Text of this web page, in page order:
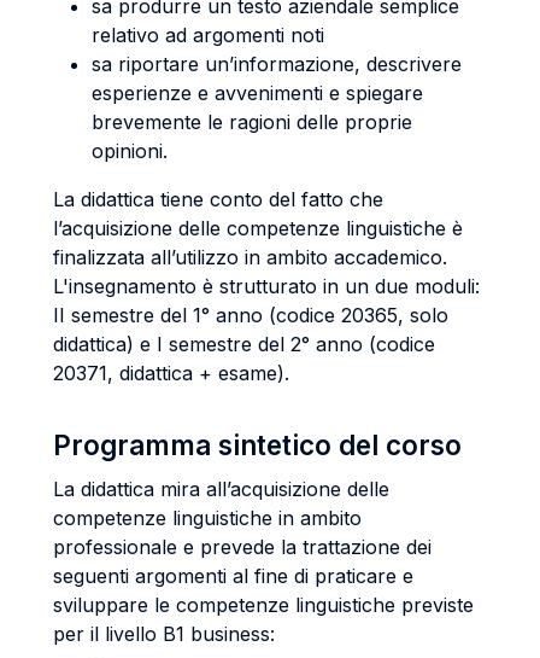
sa produrre un testo aziendale semplice
relativo ad argomenti noti
sa riportare un’informazione, descrivere
esperienze e avvenimenti e spiegare
brevemente le ragioni delle proprie
opinioni.
La didattica tiene conto del fatto che
l’acquisizione delle competenze linguistiche è
finalizzata all’utilizzo in ambito accademico.
L'insegnamento è strutturato in un due moduli:
II semestre del 1° anno (codice 20365, solo
didattica) e I semestre del 2° anno (codice
20371, didattica + esame).
Programma sintetico del corso
La didattica mira all’acquisizione delle
competenze linguistiche in ambito
professionale e prevede la trattazione dei
seguenti argomenti al fine di praticare e
sviluppare le competenze linguistiche previste
per il livello B1 business: